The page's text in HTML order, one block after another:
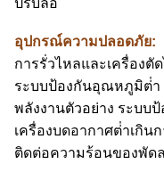
ปรับล้อ
อุปกรณ์ความปลอดภัย:
การรั่วไหลและเครื่อง
ระบบป้องกันอุณหภูมิต่ํา
พลังงานตัวอย่าง ระบบ
เครื่องบดอากาศต่ําเกิน
ติดต่อความร้อนของพัด